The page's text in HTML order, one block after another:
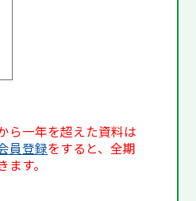
ら一年を超えた資料は
員登録をすると、全期
す。